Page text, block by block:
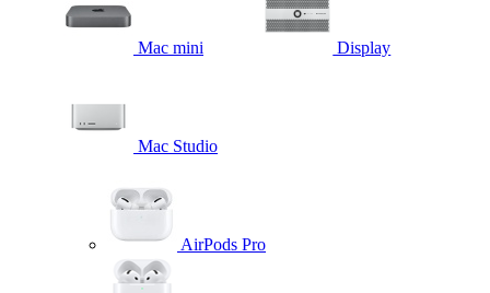
Mac mini Display
Mac Studio
AirPods Pro